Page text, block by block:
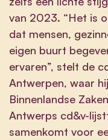
van 2023. “Het is
dat mensen,
eigen buurt
ervaren”, stelt de
Antwerpen, waar
Binnenlandse
Antwerps cd&v-
samenkomt voor